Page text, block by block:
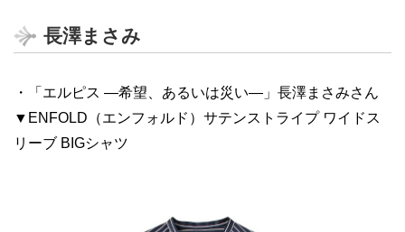
長澤まさみ
・「エルピス ―希望、あるいは災い―」長澤まさみさん
▼ENFOLD（エンフォルド）サテンストライプ ワイドス
リーブ BIGシャツ